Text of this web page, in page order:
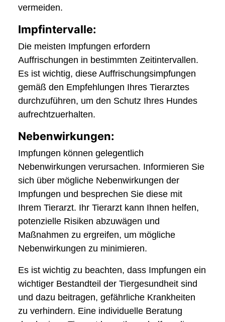
vermeiden.
Impfintervalle:
Die meisten Impfungen erfordern
Auffrischungen in bestimmten Zeitintervallen.
Es ist wichtig, diese Auffrischungsimpfungen
gemäß den Empfehlungen Ihres Tierarztes
durchzuführen, um den Schutz Ihres Hundes
aufrechtzuerhalten.
Nebenwirkungen:
Impfungen können gelegentlich
Nebenwirkungen verursachen. Informieren Sie
sich über mögliche Nebenwirkungen der
Impfungen und besprechen Sie diese mit
Ihrem Tierarzt. Ihr Tierarzt kann Ihnen helfen,
potenzielle Risiken abzuwägen und
Maßnahmen zu ergreifen, um mögliche
Nebenwirkungen zu minimieren.
Es ist wichtig zu beachten, dass Impfungen ein
wichtiger Bestandteil der Tiergesundheit sind
und dazu beitragen, gefährliche Krankheiten
zu verhindern. Eine individuelle Beratung